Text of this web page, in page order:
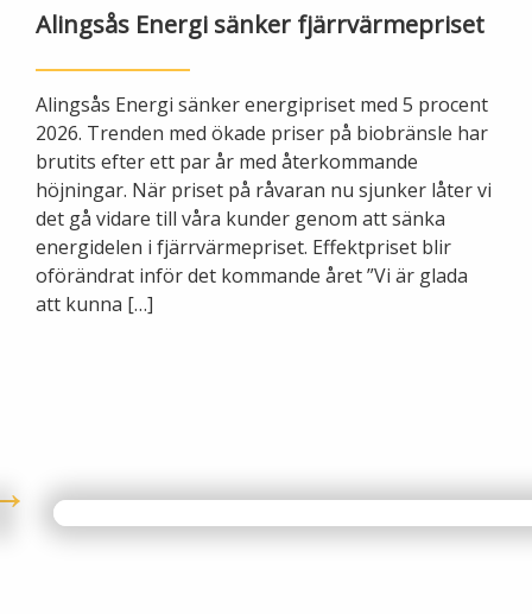
Elmarknaden
Våra avtalsvillkor
Sälj ditt överskott
Ny elanslutning
Tillfällig anslutning/byggskåp
Ändra anslutning
Ansluta egen elproduktion
Elmätare och HAN-port
Din fjärrvärmecentral
Anslut dig till fjärrvärme
Byggvärme
Fiber
Alingsås fibernät
Anslut dig till fiber
Ladda elbil
Felanmälan
Bra att ha hemma vid ett strömavbrott
Öppettider
Alingsås Energi sänker fjärrvärmepriset
Alingsås Energi sänker energipriset med 5 procent
2026. Trenden med ökade priser på biobränsle har
brutits efter ett par år med återkommande
höjningar. När priset på råvaran nu sjunker låter vi
det gå vidare till våra kunder genom att sänka
energidelen i fjärrvärmepriset. Effektpriset blir
oförändrat inför det kommande året ”Vi är glada
att kunna […]